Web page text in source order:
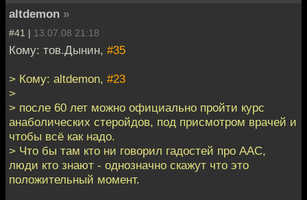
altdemon »
#41 | 13.07.08 21:18
Кому: тов.Дынин, #35
> Кому: altdemon, #23
>
> после 60 лет можно официально пройти курс
анаболических стеройдов, под присмотром врачей и
чтобы всё как надо.
> Что бы там кто ни говорил гадостей про ААС,
люди кто знают - однозначно скажут что это
положительный момент.